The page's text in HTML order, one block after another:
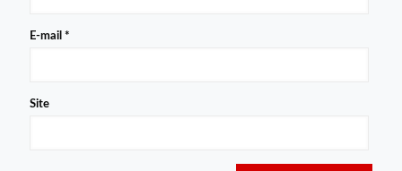
E-mail *
Site